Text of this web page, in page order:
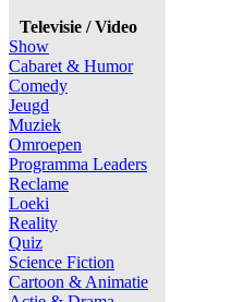
Televisie / Video
Show
Cabaret & Humor
Comedy
Jeugd
Muziek
Omroepen
Programma Leaders
Reclame
Loeki
Reality
Quiz
Science Fiction
Cartoon & Animatie